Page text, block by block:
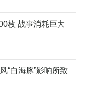
枚 战事消耗巨大
“白海豚”影响所致